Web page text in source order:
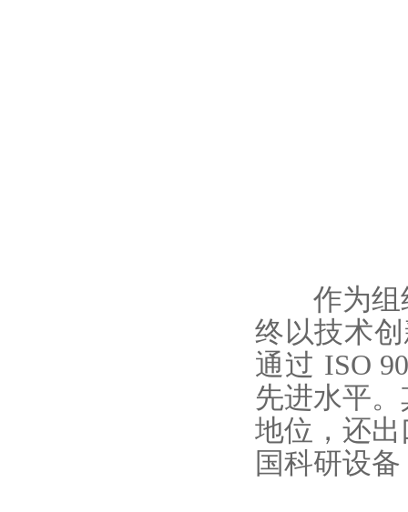
作为组织
终以技术
通过 ISO
先进水平
地位，还
国科研设